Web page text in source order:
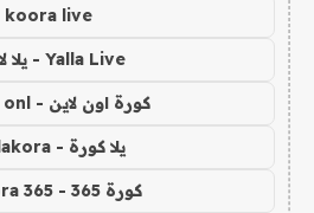
koora live
Yalla Live - يلا لايف
كورة اون لاين - koora onl
يلا كورة - yallakora
كورة 365 - kooora 365